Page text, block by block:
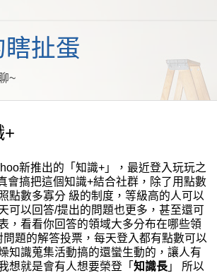
扯蛋
~
+
新推出的「知識+」，最近登入玩玩之
會搞把這個知識+結合社群，除了用點數
點數多寡分 級的制度，等級高的人可以
可以回答/提出的問題也更多，甚至還可
，看看你回答的領域大多分布在哪些領
題的解答投票，每天登入都有點數可以
知識蒐集活動搞的還蠻生動的，讓人有
想就是會有人想要榮登「 知識長 」 所以